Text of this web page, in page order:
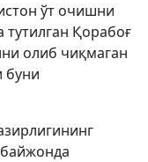
ўт очишни
тутилган Қорабоғ
олиб чиқмаган
буни